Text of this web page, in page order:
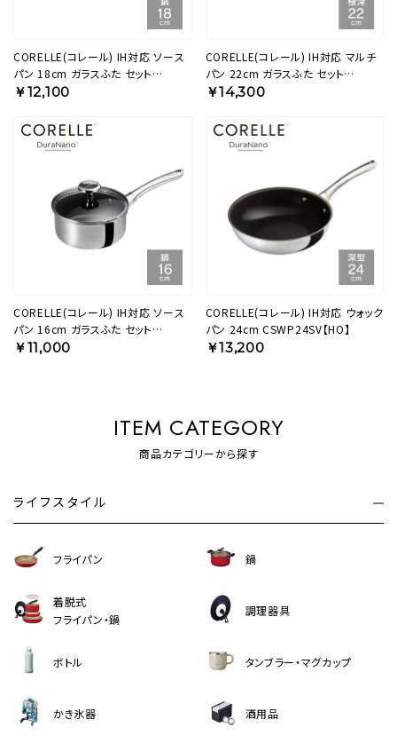
CORELLE(コレール) IH対応 ソース
パン 18cm ガラスふた セット
CSS18SVWL【HO】
￥12,100
CORELLE(コレール) IH対応 マルチ
パン 22cm ガラスふた セット
CSMP22SVWL【HO】
￥14,300
CORELLE(コレール) IH対応 ソース
パン 16cm ガラスふた セット
CSS16SVWL【HO】
￥11,000
CORELLE(コレール) IH対応 ウォック
パン 24cm CSWP24SV【HO】
￥13,200
ITEM CATEGORY
商品カテゴリーから探す
ライフスタイル
フライパン 鍋
着脱式
フライパン・鍋
調理器具
ボトル タンブラー・マグカップ
かき氷器 酒用品